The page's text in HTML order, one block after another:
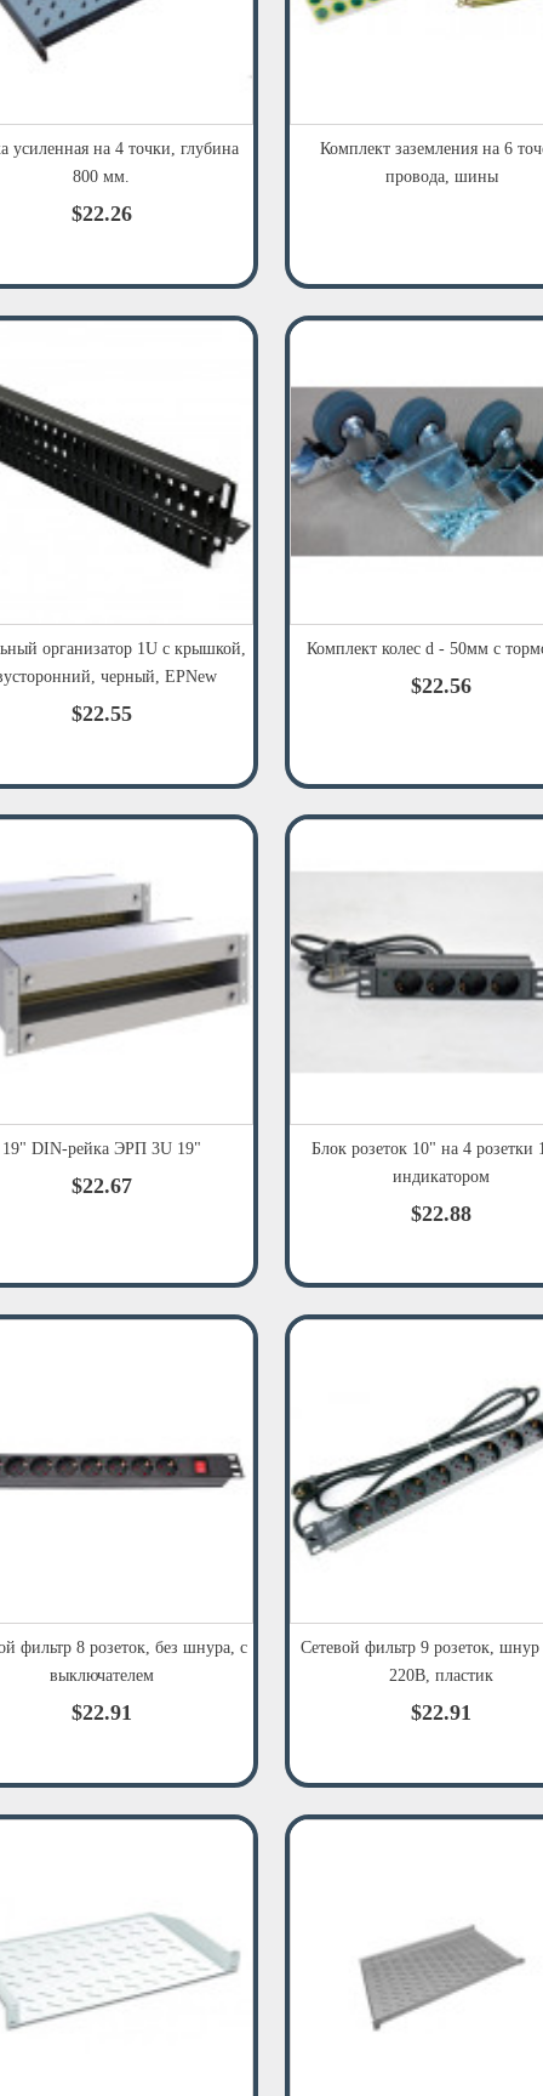
усиленная на 4 точки, глубина
800 мм.
$22.26
Комплект заземления на 6
провода, шины
организатор 1U с крышкой,
черный, EPNew
$22.55
Комплект колес d - 50мм с
$22.56
19" DIN-рейка ЭРП 3U 19"
$22.67
Блок розеток 10" на 4 розетки
индикатором
$22.88
фильтр 8 розеток, без шнура, с
выключателем
$22.91
Сетевой фильтр 9 розеток,
220В, пластик
$22.91